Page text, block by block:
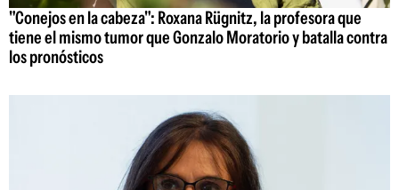
"Conejos en la cabeza": Roxana Rügnitz, la profesora que
tiene el mismo tumor que Gonzalo Moratorio y batalla contra
los pronósticos